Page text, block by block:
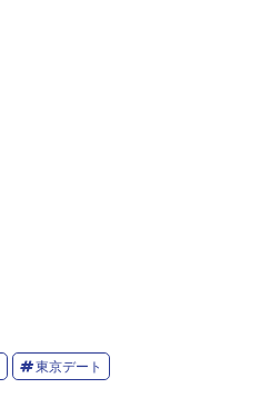
東京デート